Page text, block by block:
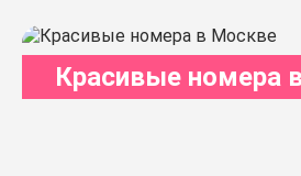
Красивые номера